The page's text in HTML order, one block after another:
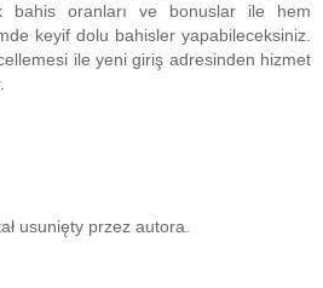
bahis oranları ve bonuslar ile hem
keyif dolu bahisler yapabileceksiniz.
ile yeni giriş adresinden hizmet
usunięty przez autora.